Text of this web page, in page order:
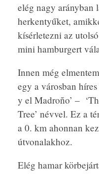
elég nagy arányban
herkentyűket,
kísérletezni az
mini hamburgert
Innen még
egy a városban
y el Madroño’ –
Tree’ névvel. Ez a
a 0. km ahonnan
útvonalakhoz.
Elég hamar